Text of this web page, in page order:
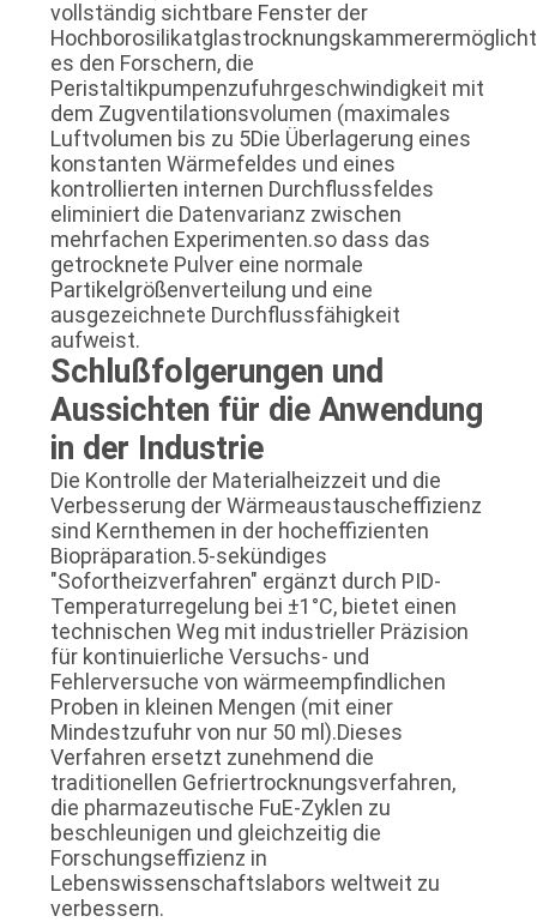
vollständig sichtbare Fenster der
Hochborosilikatglastrocknungskammerermöglicht
es den Forschern, die
Peristaltikpumpenzufuhrgeschwindigkeit mit
dem Zugventilationsvolumen (maximales
Luftvolumen bis zu 5Die Überlagerung eines
konstanten Wärmefeldes und eines
kontrollierten internen Durchflussfeldes
eliminiert die Datenvarianz zwischen
mehrfachen Experimenten.so dass das
getrocknete Pulver eine normale
Partikelgrößenverteilung und eine
ausgezeichnete Durchflussfähigkeit
aufweist.
Schlußfolgerungen und
Aussichten für die Anwendung
in der Industrie
Die Kontrolle der Materialheizzeit und die
Verbesserung der Wärmeaustauscheffizienz
sind Kernthemen in der hocheffizienten
Biopräparation.5-sekündiges
"Sofortheizverfahren" ergänzt durch PID-
Temperaturregelung bei ±1°C, bietet einen
technischen Weg mit industrieller Präzision
für kontinuierliche Versuchs- und
Fehlerversuche von wärmeempfindlichen
Proben in kleinen Mengen (mit einer
Mindestzufuhr von nur 50 ml).Dieses
Verfahren ersetzt zunehmend die
traditionellen Gefriertrocknungsverfahren,
die pharmazeutische FuE-Zyklen zu
beschleunigen und gleichzeitig die
Forschungseffizienz in
Lebenswissenschaftslabors weltweit zu
verbessern.